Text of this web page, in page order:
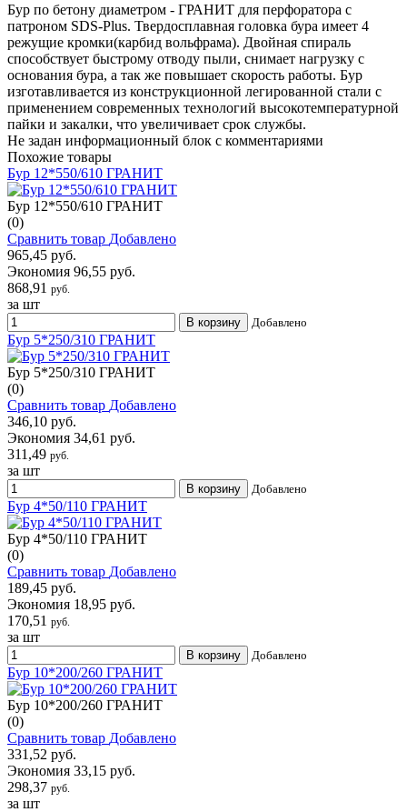
Бур по бетону диаметром - ГРАНИТ для перфоратора с
патроном SDS-Plus. Твердосплавная головка бура имеет 4
режущие кромки(карбид вольфрама). Двойная спираль
способствует быстрому отводу пыли, снимает нагрузку с
основания бура, а так же повышает скорость работы. Бур
изготавливается из конструкционной легированной стали с
применением современных технологий высокотемпературной
пайки и закалки, что увеличивает срок службы.
Не задан информационный блок с комментариями
Похожие товары
Бур 12*550/610 ГРАНИТ
Бур 12*550/610 ГРАНИТ
(0)
Сравнить товар Добавлено
965,45 руб.
Экономия 96,55 руб.
868,91 руб.
за шт
В корзину Добавлено
Бур 5*250/310 ГРАНИТ
Бур 5*250/310 ГРАНИТ
(0)
Сравнить товар Добавлено
346,10 руб.
Экономия 34,61 руб.
311,49 руб.
за шт
В корзину Добавлено
Бур 4*50/110 ГРАНИТ
Бур 4*50/110 ГРАНИТ
(0)
Сравнить товар Добавлено
189,45 руб.
Экономия 18,95 руб.
170,51 руб.
за шт
В корзину Добавлено
Бур 10*200/260 ГРАНИТ
Бур 10*200/260 ГРАНИТ
(0)
Сравнить товар Добавлено
331,52 руб.
Экономия 33,15 руб.
298,37 руб.
за шт